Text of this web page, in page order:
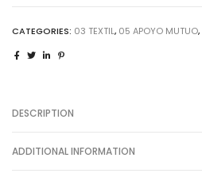
modelo
chica
quantity
CATEGORIES: 03 TEXTIL, 05 APOYO MUTUO,
DESCRIPTION
ADDITIONAL INFORMATION